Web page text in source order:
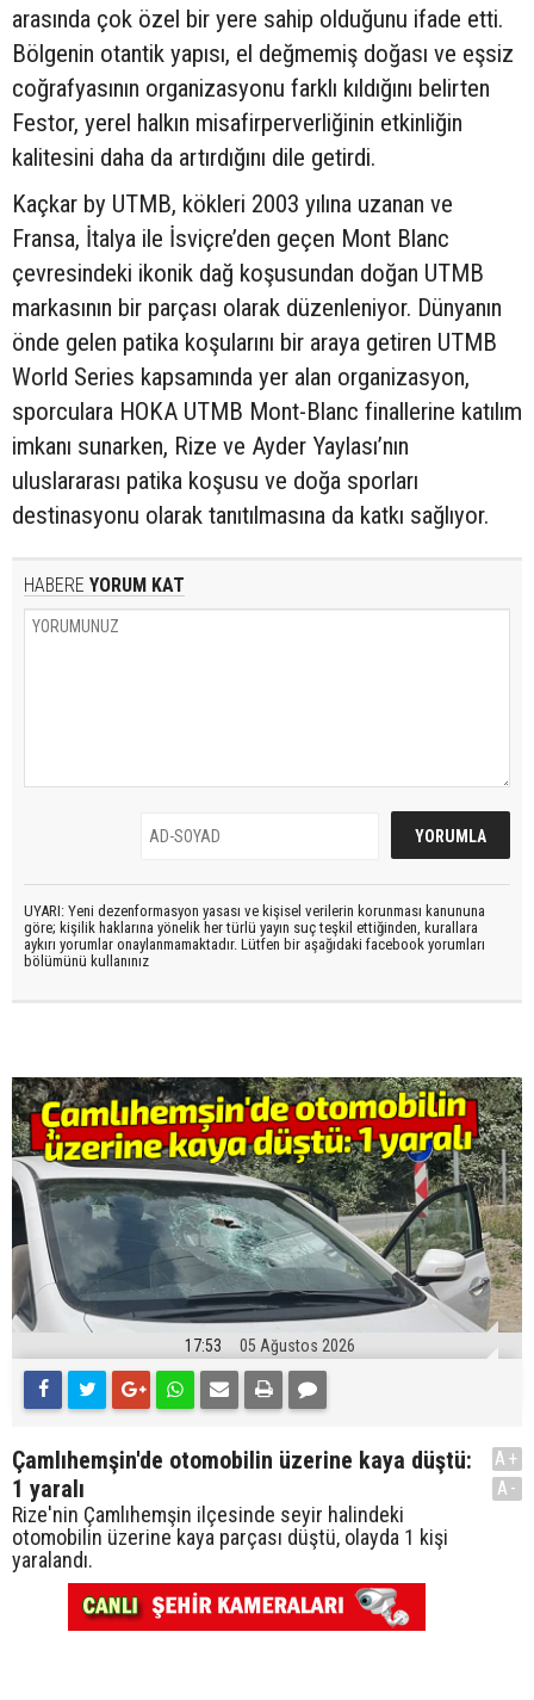
arasında çok özel bir yere sahip olduğunu ifade etti.
Bölgenin otantik yapısı, el değmemiş doğası ve eşsiz
coğrafyasının organizasyonu farklı kıldığını belirten
Festor, yerel halkın misafirperverliğinin etkinliğin
kalitesini daha da artırdığını dile getirdi.
Kaçkar by UTMB, kökleri 2003 yılına uzanan ve
Fransa, İtalya ile İsviçre’den geçen Mont Blanc
çevresindeki ikonik dağ koşusundan doğan UTMB
markasının bir parçası olarak düzenleniyor. Dünyanın
önde gelen patika koşularını bir araya getiren UTMB
World Series kapsamında yer alan organizasyon,
sporculara HOKA UTMB Mont-Blanc finallerine katılım
imkanı sunarken, Rize ve Ayder Yaylası’nın
uluslararası patika koşusu ve doğa sporları
destinasyonu olarak tanıtılmasına da katkı sağlıyor.
HABERE YORUM KAT
UYARI: Yeni dezenformasyon yasası ve kişisel verilerin korunması kanununa
göre; kişilik haklarına yönelik her türlü yayın suç teşkil ettiğinden, kurallara
aykırı yorumlar onaylanmamaktadır. Lütfen bir aşağıdaki facebook yorumları
bölümünü kullanınız
17:53 05 Ağustos 2026
Çamlıhemşin'de otomobilin üzerine kaya düştü:
1 yaralı
Rize'nin Çamlıhemşin ilçesinde seyir halindeki
otomobilin üzerine kaya parçası düştü, olayda 1 kişi
yaralandı.
A+
A-